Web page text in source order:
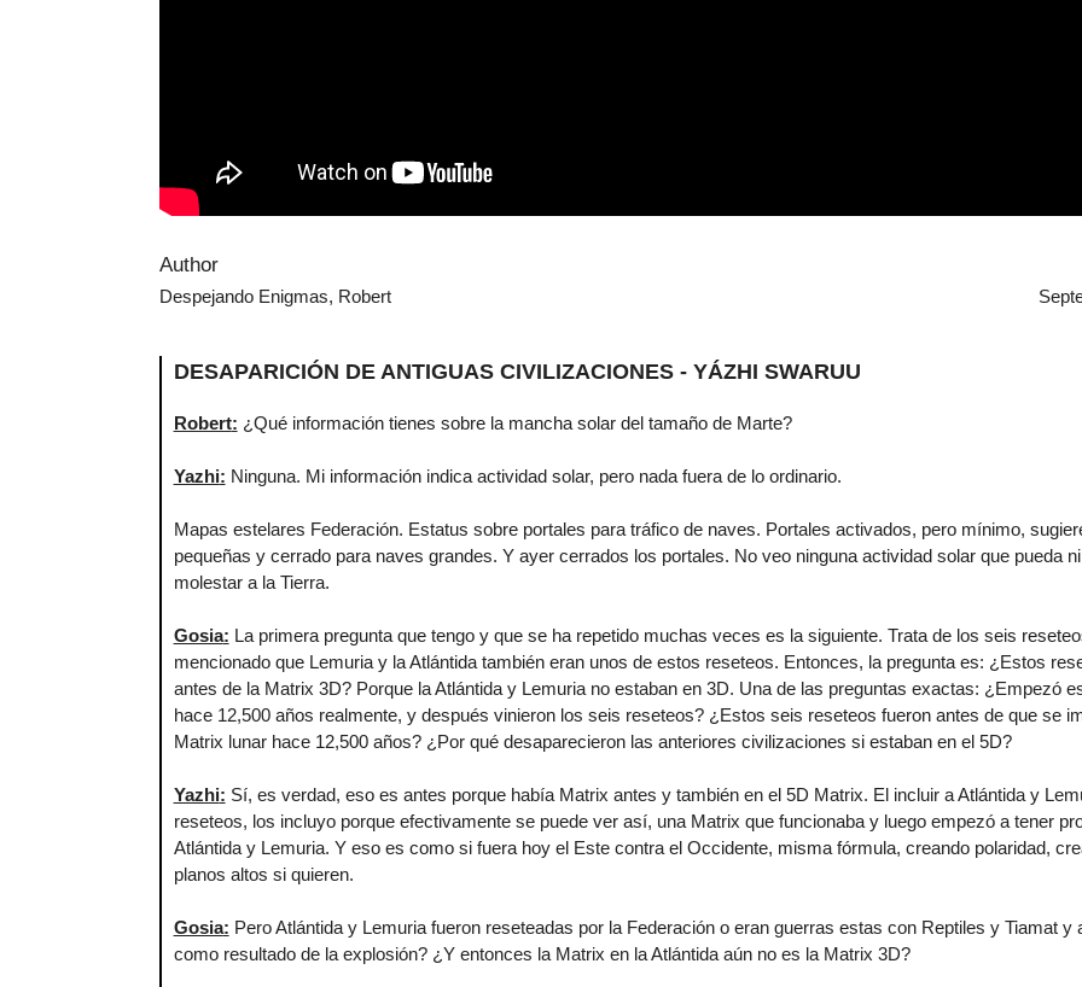
Author
Despejando Enigmas, Robert
DESAPARICIÓN DE ANTIGUAS CIVILIZACIONES - YÁZHI SWARUU
Robert: ¿Qué información tienes sobre la mancha solar del tamaño de Marte?
Yazhi: Ninguna. Mi información indica actividad solar, pero nada fuera de lo ordinario.
Mapas estelares Federación. Estatus sobre portales para tráfico de naves. Portales activados, pero mínimo,
pequeñas y cerrado para naves grandes. Y ayer cerrados los portales. No veo ninguna actividad solar que pueda
molestar a la Tierra.
Gosia: La primera pregunta que tengo y que se ha repetido muchas veces es la siguiente. Trata de los seis
mencionado que Lemuria y la Atlántida también eran unos de estos reseteos. Entonces, la pregunta es: ¿Estos
antes de la Matrix 3D? Porque la Atlántida y Lemuria no estaban en 3D. Una de las preguntas exactas: ¿Empezó
hace 12,500 años realmente, y después vinieron los seis reseteos? ¿Estos seis reseteos fueron antes de que se
Matrix lunar hace 12,500 años? ¿Por qué desaparecieron las anteriores civilizaciones si estaban en el 5D?
Yazhi: Sí, es verdad, eso es antes porque había Matrix antes y también en el 5D Matrix. El incluir a Atlántida y
reseteos, los incluyo porque efectivamente se puede ver así, una Matrix que funcionaba y luego empezó a tener
Atlántida y Lemuria. Y eso es como si fuera hoy el Este contra el Occidente, misma fórmula, creando polaridad,
planos altos si quieren.
Gosia: Pero Atlántida y Lemuria fueron reseteadas por la Federación o eran guerras estas con Reptiles y Tiamat y
como resultado de la explosión? ¿Y entonces la Matrix en la Atlántida aún no es la Matrix 3D?